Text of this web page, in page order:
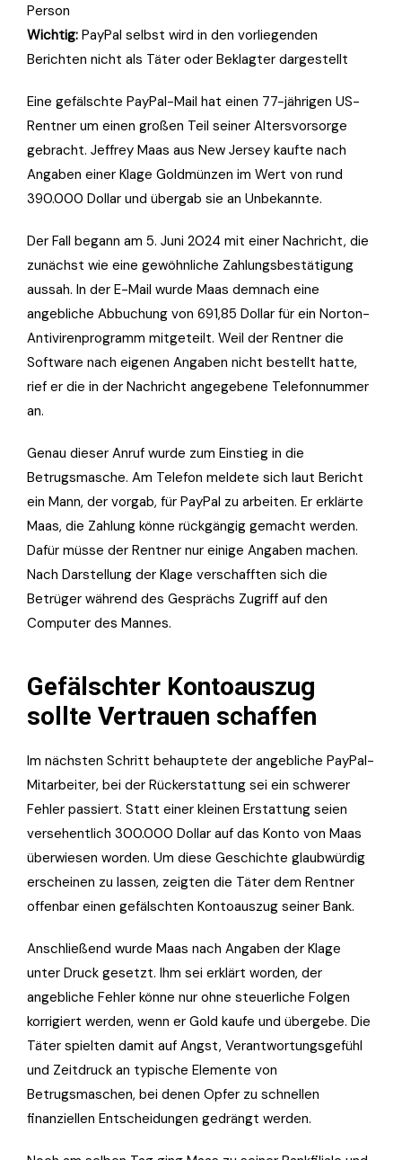
Person
Wichtig: PayPal selbst wird in den vorliegenden
Berichten nicht als Täter oder Beklagter dargestellt
Eine gefälschte PayPal-Mail hat einen 77-jährigen US-
Rentner um einen großen Teil seiner Altersvorsorge
gebracht. Jeffrey Maas aus New Jersey kaufte nach
Angaben einer Klage Goldmünzen im Wert von rund
390.000 Dollar und übergab sie an Unbekannte.
Der Fall begann am 5. Juni 2024 mit einer Nachricht, die
zunächst wie eine gewöhnliche Zahlungsbestätigung
aussah. In der E-Mail wurde Maas demnach eine
angebliche Abbuchung von 691,85 Dollar für ein Norton-
Antivirenprogramm mitgeteilt. Weil der Rentner die
Software nach eigenen Angaben nicht bestellt hatte,
rief er die in der Nachricht angegebene Telefonnummer
an.
Genau dieser Anruf wurde zum Einstieg in die
Betrugsmasche. Am Telefon meldete sich laut Bericht
ein Mann, der vorgab, für PayPal zu arbeiten. Er erklärte
Maas, die Zahlung könne rückgängig gemacht werden.
Dafür müsse der Rentner nur einige Angaben machen.
Nach Darstellung der Klage verschafften sich die
Betrüger während des Gesprächs Zugriff auf den
Computer des Mannes.
Gefälschter Kontoauszug
sollte Vertrauen schaffen
Im nächsten Schritt behauptete der angebliche PayPal-
Mitarbeiter, bei der Rückerstattung sei ein schwerer
Fehler passiert. Statt einer kleinen Erstattung seien
versehentlich 300.000 Dollar auf das Konto von Maas
überwiesen worden. Um diese Geschichte glaubwürdig
erscheinen zu lassen, zeigten die Täter dem Rentner
offenbar einen gefälschten Kontoauszug seiner Bank.
Anschließend wurde Maas nach Angaben der Klage
unter Druck gesetzt. Ihm sei erklärt worden, der
angebliche Fehler könne nur ohne steuerliche Folgen
korrigiert werden, wenn er Gold kaufe und übergebe. Die
Täter spielten damit auf Angst, Verantwortungsgefühl
und Zeitdruck an typische Elemente von
Betrugsmaschen, bei denen Opfer zu schnellen
finanziellen Entscheidungen gedrängt werden.